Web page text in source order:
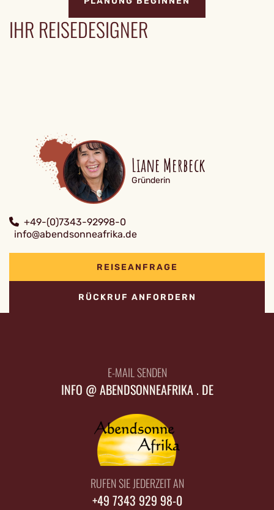
IHR REISEDESIGNER
Liane Merbeck
Gründerin
+49-(0)7343-92998-0
info@abendsonneafrika.de
REISEANFRAGE
RÜCKRUF ANFORDERN
E-MAIL SENDEN
INFO @ ABENDSONNEAFRIKA . DE
RUFEN SIE JEDERZEIT AN
+49 7343 929 98-0